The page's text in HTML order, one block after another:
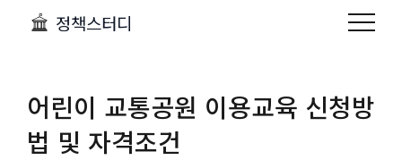
정책스터디
어린이 교통공원 이용교육 신청방
법 및 자격조건